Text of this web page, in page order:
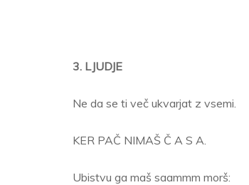
3. LJUDJE
Ne da se ti več ukvarjat z vsemi.
KER PAČ NIMAŠ Č A S A.
Ubistvu ga maš saammm morš: